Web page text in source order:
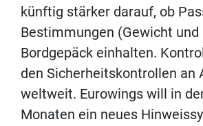
künftig stärker darauf, ob
Bestimmungen (Gewicht
Bordgepäck einhalten.
den Sicherheitskontrollen an
weltweit. Eurowings will in
Monaten ein neues